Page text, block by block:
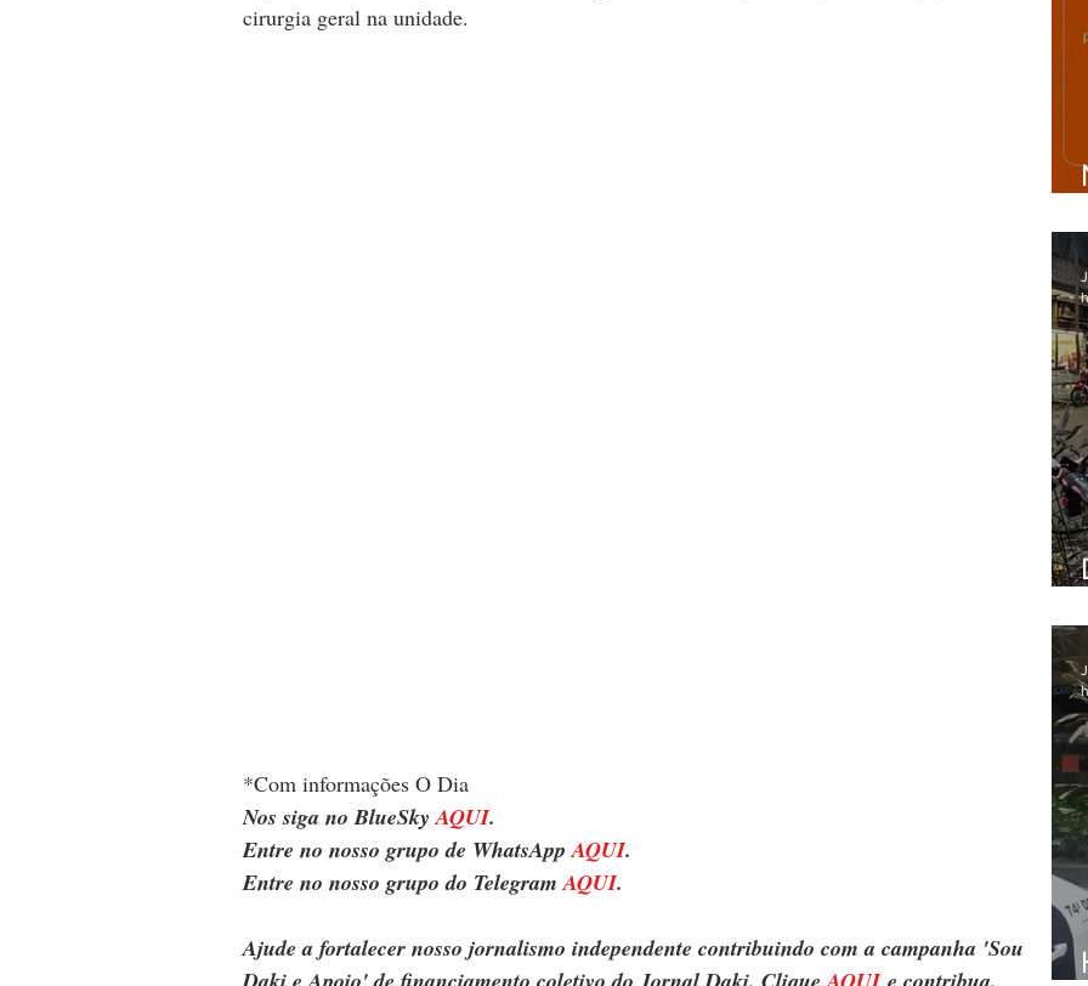
cirurgia geral na unidade.
*Com informações O Dia
Nos siga no BlueSky AQUI.
Entre no nosso grupo de WhatsApp AQUI.
Entre no nosso grupo do Telegram AQUI.
Ajude a fortalecer nosso jornalismo independente contribuindo com a campanha 'Sou